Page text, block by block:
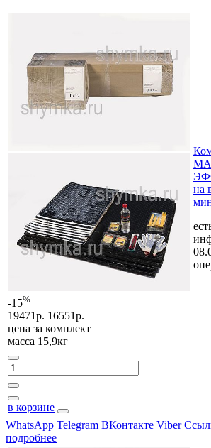
-15%
19471р. 16551р.
цена за комплект
масса 15,9кг
в корзине
на
WhatsApp Telegram ВКонтакте Viber
подробнее